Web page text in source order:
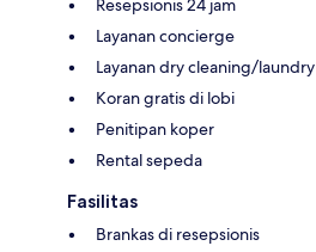
Resepsionis 24 jam
Layanan concierge
Layanan dry cleaning/laundry
Koran gratis di lobi
Penitipan koper
Rental sepeda
Fasilitas
Brankas di resepsionis